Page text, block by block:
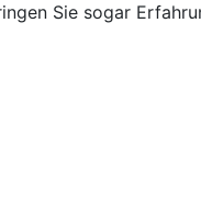
Sie sogar